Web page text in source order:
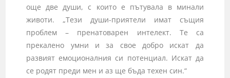
още две души, с които е пътувала в минали
животи. „Тези души-приятели имат същия
проблем – пренатоварен интелект. Те са
прекалено умни и за свое добро искат да
развият емоционалния си потенциал. Искат да
се родят преди мен и аз ще бъда техен син.“